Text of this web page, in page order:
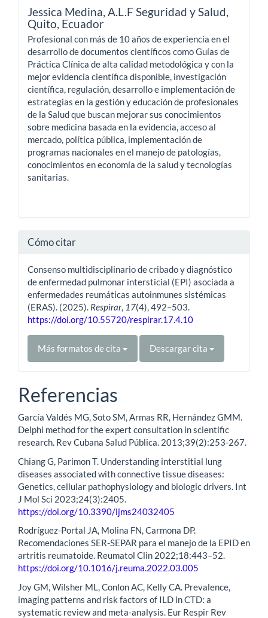
Jessica Medina, A.L.F Seguridad y Salud,
Quito, Ecuador
Profesional con más de 10 años de experiencia en el
desarrollo de documentos científicos como Guías de
Práctica Clínica de alta calidad metodológica y con la
mejor evidencia científica disponible, investigación
científica, regulación, desarrollo e implementación de
estrategias en la gestión y educación de profesionales
de la Salud que buscan mejorar sus conocimientos
sobre medicina basada en la evidencia, acceso al
mercado, política pública, implementación de
programas nacionales en el manejo de patologías,
conocimientos en economía de la salud y tecnologías
sanitarias.
Cómo citar
Consenso multidisciplinario de cribado y diagnóstico
de enfermedad pulmonar intersticial (EPI) asociada a
enfermedades reumáticas autoinmunes sistémicas
(ERAS). (2025). Respirar, 17(4), 492–503.
https://doi.org/10.55720/respirar.17.4.10
Más formatos de cita Descargar cita
Referencias
García Valdés MG, Soto SM, Armas RR, Hernández GMM.
Delphi method for the expert consultation in scientific
research. Rev Cubana Salud Pública. 2013;39(2):253-267.
Chiang G, Parimon T. Understanding interstitial lung
diseases associated with connective tissue diseases:
Genetics, cellular pathophysiology and biologic drivers. Int
J Mol Sci 2023;24(3):2405.
https://doi.org/10.3390/ijms24032405
Rodríguez-Portal JA, Molina FN, Carmona DP.
Recomendaciones SER-SEPAR para el manejo de la EPID en
artritis reumatoide. Reumatol Clin 2022;18:443–52.
https://doi.org/10.1016/j.reuma.2022.03.005
Joy GM, Wilsher ML, Conlon AC, Kelly CA. Prevalence,
imaging patterns and risk factors of ILD in CTD: a
systematic review and meta-analysis. Eur Respir Rev